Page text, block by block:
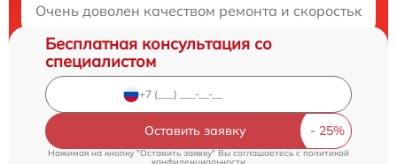
Очень доволен качеством ремонта и скоростью
Бесплатная консультация со
специалистом
Оставить заявку
Нажимая на кнопку "Оставить заявку" Вы соглашаетесь cполитикой
конфиденциальности